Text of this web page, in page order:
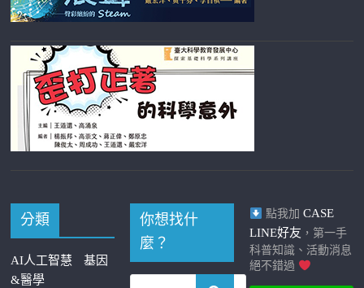
分類
AI人工智慧
基因
&醫學
你想找什
麼？
點我加 CASE
LINE好友 ，第一手
科普知識、活動消息
絕不錯過